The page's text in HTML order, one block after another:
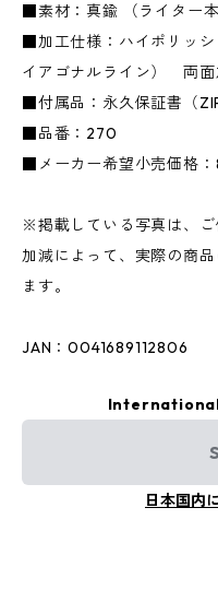
■素材：真鍮 （ライター本
■加工仕様：ハイポリッ
イアゴナルライン） 両
■付属品：永久保証書（
■品番：270
■メーカー希望小売価格
※掲載している写真は、
加減によって、実際の商
ます。
JAN：0041689112806
日本国内